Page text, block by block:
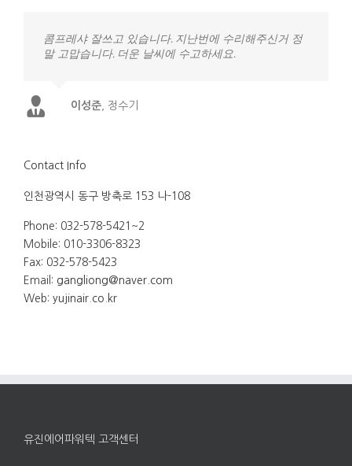
콤프레샤 잘쓰고 있습니다. 지난번에 수리해주신거 정
말 고맙습니다. 더운 날씨에 수고하세요.
이성준 정수기
Contact Info
인천광역시 동구 방축로 153 나-108
Phone: 032-578-5421~2
Mobile: 010-3306-8323
Fax: 032-578-5423
Email: gangliong@naver.com
Web: yujinair.co.kr
유진에어파워텍 고객센터